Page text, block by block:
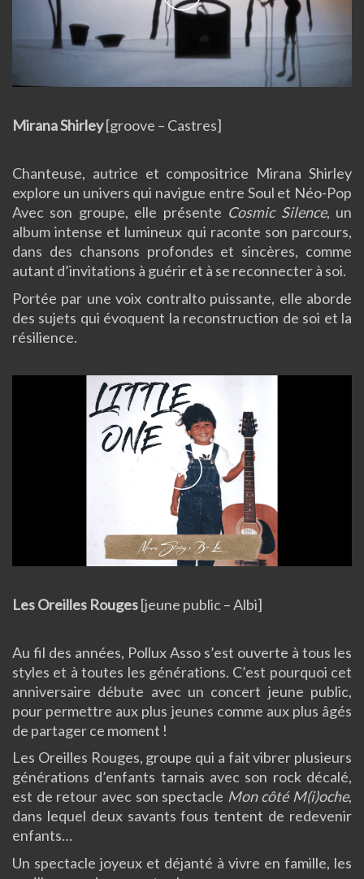
Play
Video
Mirana Shirley[groove – Castres]
Chanteuse, autrice et compositrice Mirana Shirley
explore un univers qui navigue entre Soul et Néo-Pop
Avec son groupe, elle présente Cosmic Silence, un
album intense et lumineux qui raconte son parcours,
dans des chansons profondes et sincères, comme
autant d’invitations à guérir et à se reconnecter à soi.
Portée par une voix contralto puissante, elle aborde
des sujets qui évoquent la reconstruction de soi et la
résilience.
Play
Video
Les Oreilles Rouges[jeune public – Albi]
Au fil des années, Pollux Asso s’est ouverte à tous les
styles et à toutes les générations. C’est pourquoi cet
anniversaire débute avec un concert jeune public,
pour permettre aux plus jeunes comme aux plus âgés
de partager ce moment !
Les Oreilles Rouges, groupe qui a fait vibrer plusieurs
générations d’enfants tarnais avec son rock décalé,
est de retour avec son spectacle Mon côté M(i)oche,
dans lequel deux savants fous tentent de redevenir
enfants…
Un spectacle joyeux et déjanté à vivre en famille, les